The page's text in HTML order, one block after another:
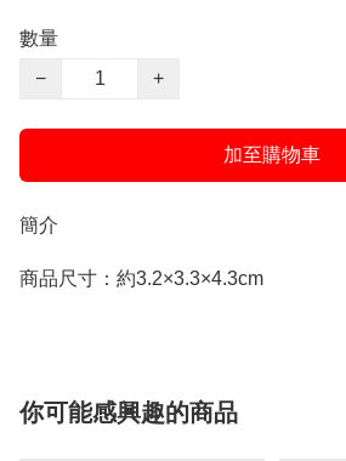
數量
−
+
加至購物車
簡介
商品尺寸：約3.2×3.3×4.3cm
你可能感興趣的商品